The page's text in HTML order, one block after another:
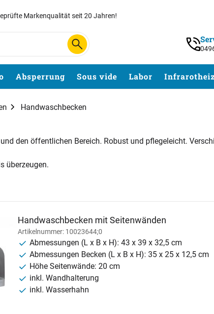
Markenqualität seit 20 Jahren!
Absperrung Sous vide Labor
Handwaschbecken
den öffentlichen Bereich. Robust und pflegeleicht.
überzeugen.
Handwaschbecken mit Seitenwänden
Artikelnummer: 10023644;0
Abmessungen (L x B x H): 43 x 39 x 32,5 cm
Abmessungen Becken (L x B x H): 35 x 25 x 12,5 cm
Höhe Seitenwände: 20 cm
inkl. Wandhalterung
inkl. Wasserhahn